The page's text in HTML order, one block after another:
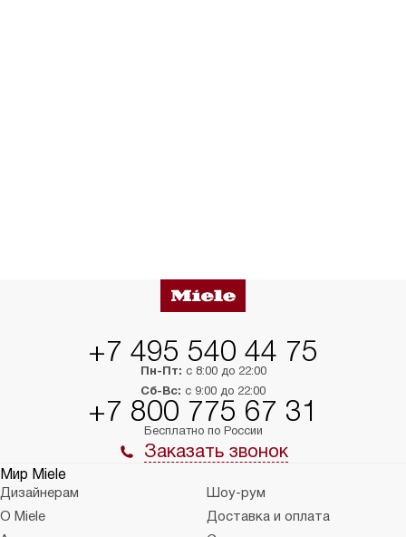
+7 495 540 44 75
Пн-Пт: с 8:00 до 22:00
Сб-Вс: с 9:00 до 22:00
+7 800 775 67 31
Бесплатно по России
Заказать звонок
Мир Miele
Дизайнерам
Шоу-рум
О Miele
Доставка и оплата